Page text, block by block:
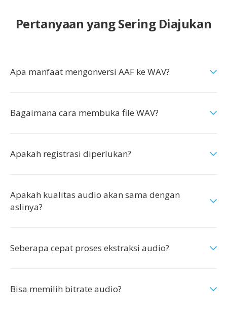
Pertanyaan yang Sering Diajukan
Apa manfaat mengonversi AAF ke WAV?
Bagaimana cara membuka file WAV?
Apakah registrasi diperlukan?
Apakah kualitas audio akan sama dengan
aslinya?
Seberapa cepat proses ekstraksi audio?
Bisa memilih bitrate audio?